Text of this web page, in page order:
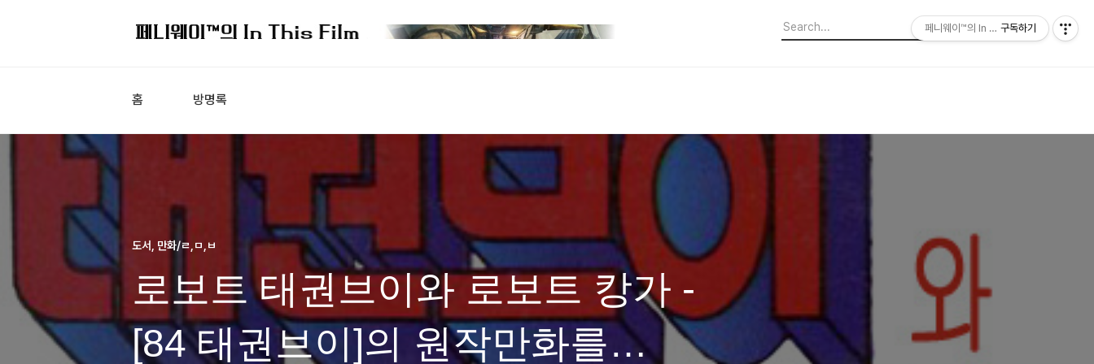
홈 방명록
도서, 만화/ㄹ,ㅁ,ㅂ
로보트 태권브이와 로보트 캉가 -
[84 태권브이]의 원작만화를
페니웨이™의 In This Film
구독하기